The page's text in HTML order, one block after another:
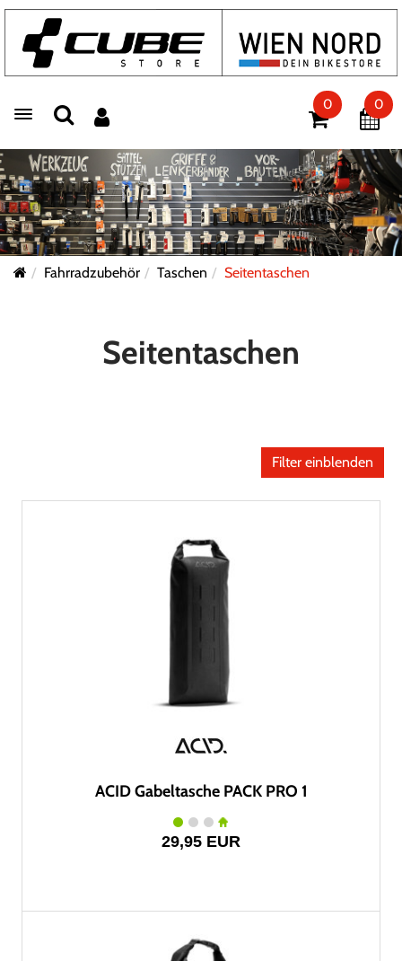
Toggle navigation
0 0
Fahrradzubehör Taschen Seitentaschen
Seitentaschen
Filter einblenden
ACID Gabeltasche PACK PRO 1
29,95 EUR